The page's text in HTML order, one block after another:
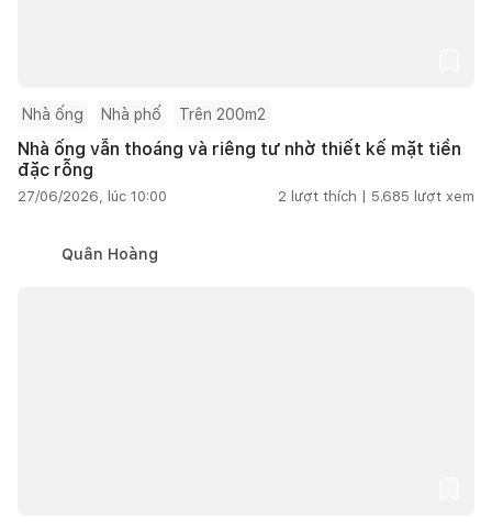
Nhà ống Nhà phố Trên 200m2
Nhà ống vẫn thoáng và riêng tư nhờ thiết kế mặt tiền
đặc rỗng
27/06/2026, lúc 10:00 2 lượt thích | 5.685 lượt xem
Quân Hoàng